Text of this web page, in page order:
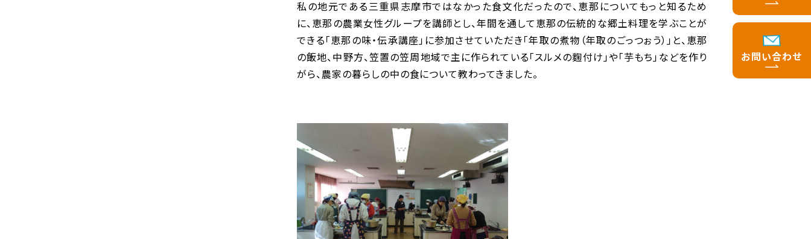
お問い合わせ
私の地元である三重県志摩市ではなかった食文化だったので、恵那についてもっと知るため
に、恵那の農業女性グループを講師とし、年間を通して恵那の伝統的な郷土料理を学ぶことが
できる「恵那の味・伝承講座」に参加させていただき「年取の煮物（年取のごっつぉう）」と、恵那
の飯地、中野方、笠置の笠周地域で主に作られている「スルメの麴付け」や「芋もち」などを作り
がら、農家の暮らしの中の食について教わってきました。